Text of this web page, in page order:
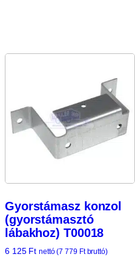
Gyorstámasz konzol
(gyorstámasztó
lábakhoz) T00018
6 125 Ft nettó (7 779 Ftbruttó)